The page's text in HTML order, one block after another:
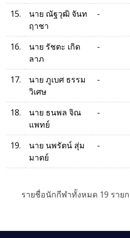
15.
นาย ณัฐวุฒิ จันท
ฤาชา
-
16.
นาย รัชตะ เกิด
ลาภ
-
17.
นาย ภูเบศ ธรรม
วิเศษ
-
18.
นาย ธนพล จิณ
แพทย์
-
19.
นาย นพรัตน์ สุ่ม
มาตย์
-
รายชื่อนักกีฬาทั้งหมด 19 ราย